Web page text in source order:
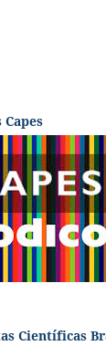
Científicas